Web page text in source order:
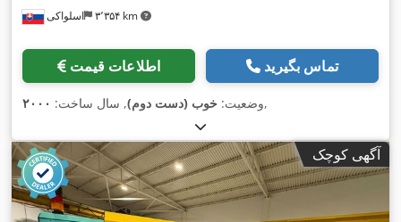
اسلواکی ۳٬۳۵۴ km
اطلاعات قیمت تماس بگیرید
وضعیت: خوب (دست دوم), سال ساخت: ۲۰۰۰ ,
آگهی کوچک